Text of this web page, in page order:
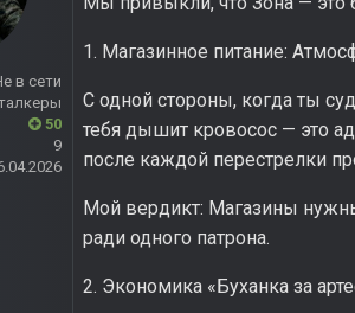
в сети
50
9
1. Магазинное питание:
С одной стороны, когда ты
тебя дышит кровосос — это
после каждой перестрелки
Мой вердикт: Магазины
ради одного патрона.
2. Экономика «Буханка за